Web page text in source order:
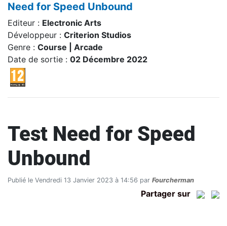
Need for Speed Unbound
Editeur : Electronic Arts
Développeur : Criterion Studios
Genre : Course | Arcade
Date de sortie : 02 Décembre 2022
Test Need for Speed
Unbound
Publié le Vendredi 13 Janvier 2023 à 14:56 par Fourcherman
Partager sur